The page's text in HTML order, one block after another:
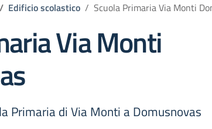
Edificio scolastico Scuola Primaria Via Monti
Via Monti
Primaria di Via Monti a Domusnovas